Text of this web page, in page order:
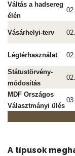
Váltás a hadsereg
élén
Vásárhelyi-terv
Légtérhasználat
Státustörvény-
módosítás
MDF Országos
Választmányi ülés
A típusok